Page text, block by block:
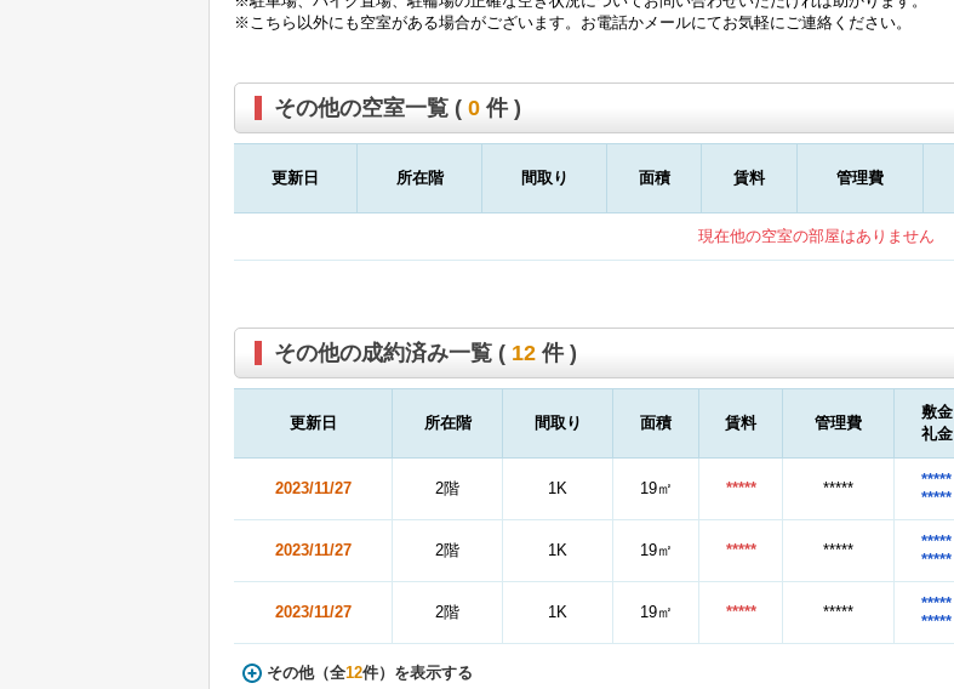
※こちら以外にも空室がある場合がございます。お電話かメールにてお気軽にご連絡ください。
その他の空室一覧 ( 0 件 )
更新日 所在階 間取り 面積 賃料 管理費
現在他の空室の部屋はありません
その他の成約済み一覧 ( 12 件 )
更新日 所在階 間取り 面積 賃料 管理費
敷金
礼金
2023/11/27 2階 1K 19㎡ ***** *****
*****
*****
2023/11/27 2階 1K 19㎡ ***** *****
*****
*****
2023/11/27 2階 1K 19㎡ ***** *****
*****
*****
その他（全12件）を表示する